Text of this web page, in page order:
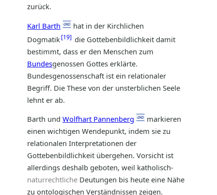
zurück.
Karl Barth
hat in der Kirchlichen
Dogmatik 19 die Gottebenbildlichkeit damit
bestimmt, dass er den Menschen zum
Bundesgenossen Gottes erklärte.
Bundesgenossenschaft ist ein relationaler
Begriff. Die These von der unsterblichen Seele
lehnt er ab.
Barth und Wolfhart Pannenberg
markieren
einen wichtigen Wendepunkt, indem sie zu
relationalen Interpretationen der
Gottebenbildlichkeit übergehen. Vorsicht ist
allerdings deshalb geboten, weil katholisch-
naturrechtliche Deutungen bis heute eine Nähe
zu ontologischen Verständnissen zeigen.